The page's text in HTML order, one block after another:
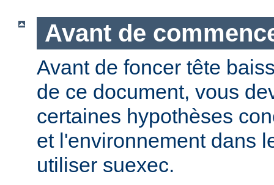
Avant de
Avant de foncer tête
de ce document, vous
certaines hypothèses
et l'environnement dans
utiliser suexec.